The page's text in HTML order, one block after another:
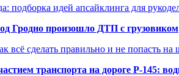
подборка идей апсайклинга для
Гродно произошло ДТП с грузовиком
всё сделать правильно и не попасть на
транспорта на дороге Р-145: